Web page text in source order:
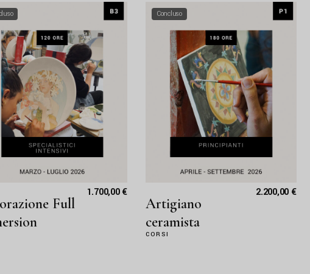
Full
1.700,00€
Concluso
Artigiano
ceramista
CORSI
2.200,00 €